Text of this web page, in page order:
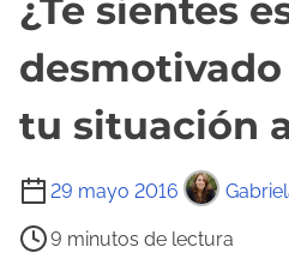
¿Te sientes
tu situación
29 mayo 2016
T
e
9 minutos de lectura